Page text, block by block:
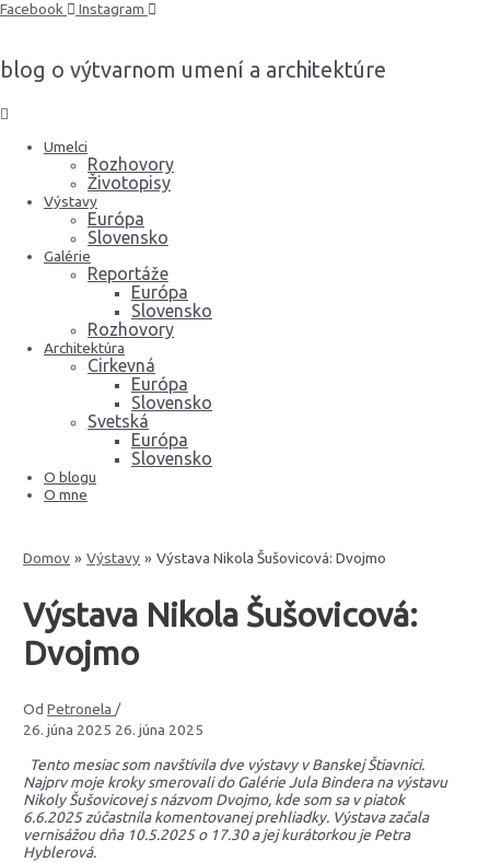
Preskočiť
Facebook Instagram
blog o výtvarnom umení a architektúre
Umelci
Rozhovory
Životopisy
Výstavy
Európa
Slovensko
Galérie
Reportáže
Európa
Slovensko
Rozhovory
Architektúra
Cirkevná
Európa
Slovensko
Svetská
Európa
Slovensko
O blogu
O mne
Domov Výstavy Výstava Nikola Šušovicová: Dvojmo
Výstava Nikola Šušovicová:
Dvojmo
Od Petronela /
26. júna 2025 26. júna 2025
Tento mesiac som navštívila dve výstavy v Banskej Štiavnici.
Najprv moje kroky smerovali do Galérie Jula Bindera na výstavu
Nikoly Šušovicovej s názvom Dvojmo, kde som sa v piatok
6.6.2025 zúčastnila komentovanej prehliadky. Výstava začala
vernisážou dňa 10.5.2025 o 17.30 a jej kurátorkou je Petra
Hyblerová.